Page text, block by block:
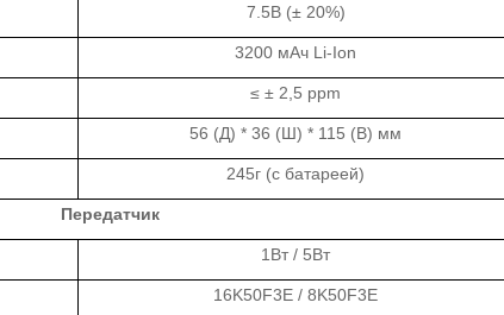
7.5В (± 20%)
3200 мАч Li-Ion
≤ ± 2,5 ppm
56 (Д) * 36 (Ш) * 115 (В) мм
245г (с батареей)
Передатчик
1Вт / 5Вт
16K50F3E / 8K50F3E